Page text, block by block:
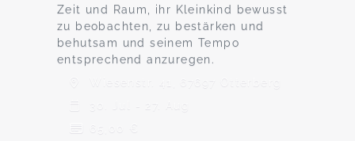
Zeit und Raum, ihr Kleinkind bewusst
zu beobachten, zu bestärken und
behutsam und seinem Tempo
entsprechend anzuregen.
Wiesenstr. 41, 67697 Otterberg
30. Jul - 27. Aug
65,00 €